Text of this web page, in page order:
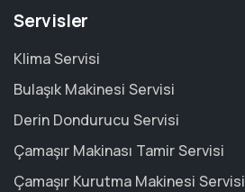
Servisler
Klima Servisi
Bulaşık Makinesi Servisi
Derin Dondurucu Servisi
Çamaşır Makinası Tamir Servisi
Çamaşır Kurutma Makinesi Servisi